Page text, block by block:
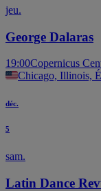
jeu.
George Dalaras
19:00Copernicus
Chicago, Illinois,
déc.
5
sam.
Latin Dance